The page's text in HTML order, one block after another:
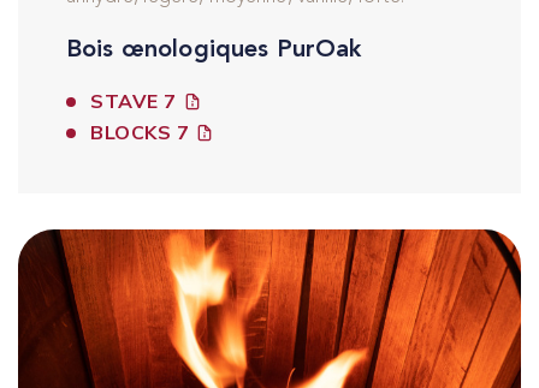
Bois œnologiques PurOak
STAVE 7
BLOCKS 7